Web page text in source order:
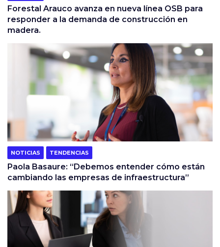
Forestal Arauco avanza en nueva línea OSB para
responder a la demanda de construcción en
madera.
NOTICIAS TENDENCIAS
Paola Basaure: “Debemos entender cómo están
cambiando las empresas de infraestructura”